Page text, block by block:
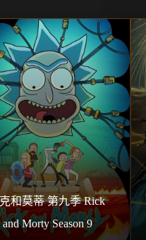
和莫蒂 第九季 Rick
and Morty Season 9